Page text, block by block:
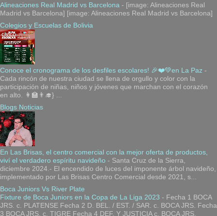
Alineaciones Real Madrid vs Barcelona - [image: Alineaciones Real
Madrid vs Barcelona] [image: Alineaciones Real Madrid vs Barcelona]
Colegios y Escuelas de Bolivia
Conoce el cronograma de los desfiles escolares! 🎉❤️💚en La Paz -
Cada rincón de nuestra ciudad se llena de orgullo y color con la
participación de niñas, niños y jóvenes que marchan con el corazón
en alto. 👩‍🏫👨‍🎓} ...
Blogs Noticias
En Las Brisas, el centro comercial con la mejor oferta de productos,
viví el verdadero espíritu navideño - Santa Cruz de la Sierra,
diciembre 2024.- El encendido de luces del imponente árbol navideño,
implementado por Las Brisas Centro Comercial desde 2021, s...
Boca Juniors Vs River Plate
Fixture de Boca Juniors en la Copa de La Liga 2023 - Fecha 1 BOCA
JRS. c. PLATENSE Fecha 2 D. BEL. / EST. / SAR. c. BOCA JRS. Fecha
3 BOCA JRS. c. TIGRE Fecha 4 DEF. Y JUSTICIA c. BOCA JRS.